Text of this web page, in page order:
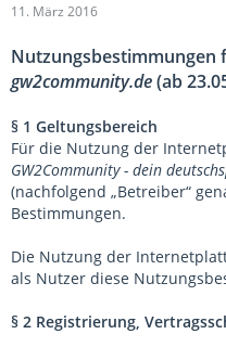
11. März 2016
gw2community.de(ab
§ 1 Geltungsbereich
Für die Nutzung der
GW2Community - dein
(nachfolgend „Betreiber“
Bestimmungen.
Die Nutzung der
als Nutzer diese
§ 2 Registrierung,